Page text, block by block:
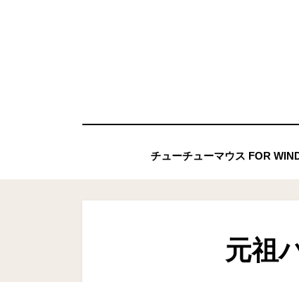
チューチューマウス FOR
元祖